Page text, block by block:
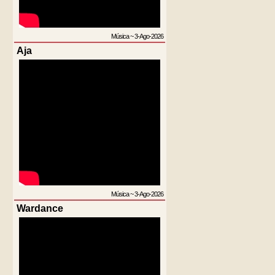
Música~3-Ago-2026
Aja
Música~3-Ago-2026
Wardance